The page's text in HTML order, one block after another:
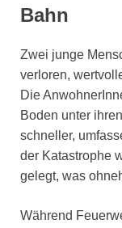
Bahn
Zwei junge
verloren,
Die
Boden unter
schneller,
der Katastrophe
gelegt, was
Während